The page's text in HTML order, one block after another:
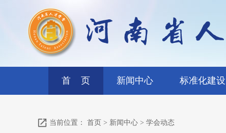
首 页 新闻中心 标准化建设
当前位置： 首页 > 新闻中心 > 学会动态